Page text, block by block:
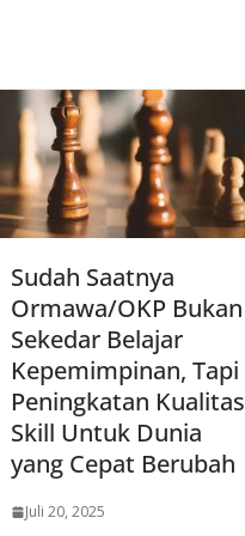
Sudah Saatnya
Ormawa/OKP Bukan
Sekedar Belajar
Kepemimpinan, Tapi
Peningkatan Kualitas
Skill Untuk Dunia
yang Cepat Berubah
Juli 20, 2025